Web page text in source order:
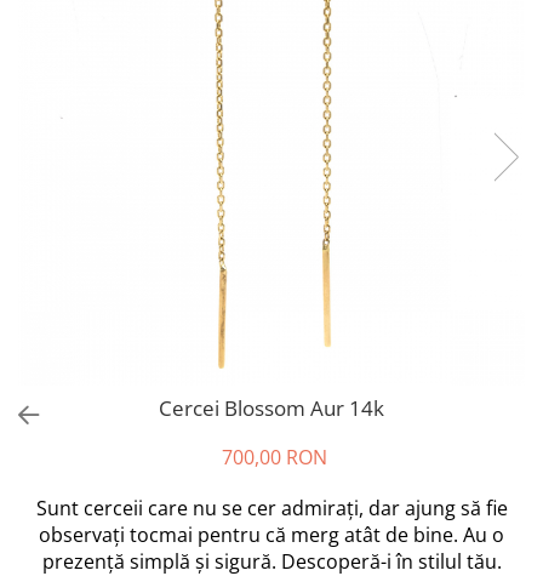
Cercei Blossom Aur 14k
700,00 RON
Sunt cerceii care nu se cer admirați, dar ajung să fie
observați tocmai pentru că merg atât de bine. Au o
prezență simplă și sigură. Descoperă-i în stilul tău.